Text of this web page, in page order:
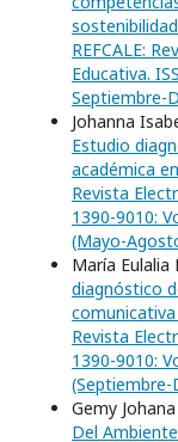
REFCALE:
Educativa.
Septiembre-
Johanna
Estudio
académica
Revista
1390-9010:
(Mayo-
María Eulalia
diagnóstico
Revista
1390-9010:
(Septiembre-
Gemy
Del